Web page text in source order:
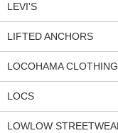
LEVI'S
LIFTED ANCHORS
LOCOHAMA CLOTHING
LOCS
LOWLOW